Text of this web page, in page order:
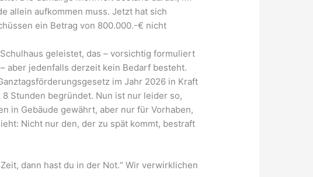
allein aufkommen muss. Jetzt hat sich
ein Betrag von 800.000.-€ nicht
geleistet, das – vorsichtig formuliert
aber jedenfalls derzeit kein Bedarf besteht.
im Jahr 2026 in Kraft
Stunden begründet. Nun ist nur leider so,
in Gebäude gewährt, aber nur für Vorhaben,
Nicht nur den, der zu spät kommt, bestraft
dann hast du in der Not.“ Wir verwirklichen